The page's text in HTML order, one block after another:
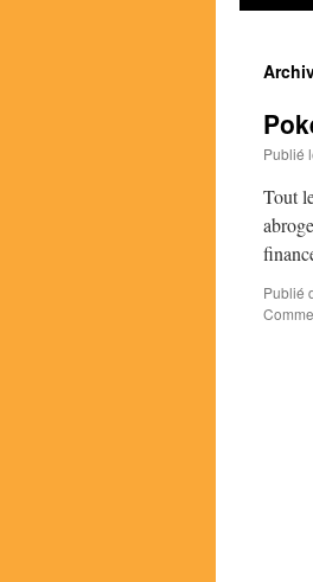
contenu
Publié
Tout
Publié